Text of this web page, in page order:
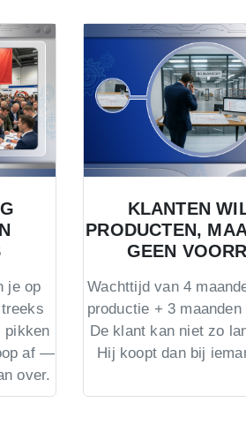
je op
pikken
af —
over.
KLANTEN
PRODUCTEN,
GEEN
Wachttijd van 4
productie + 3
De klant kan niet zo
Hij koopt dan bij